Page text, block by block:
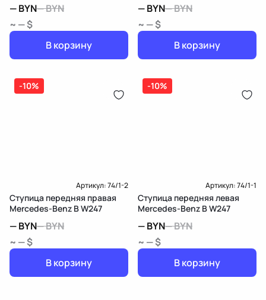
—BYN—BYN
~ — $
В корзину
—BYN—BYN
~ — $
В корзину
-10%
Артикул:74/1-2
Ступица передняя правая
Mercedes-Benz B W247
—BYN—BYN
~ — $
В корзину
-10%
Артикул:74/1-1
Ступица передняя левая
Mercedes-Benz B W247
—BYN—BYN
~ — $
В корзину